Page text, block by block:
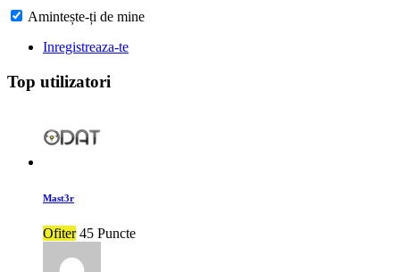
Amintește-ți de mine
Inregistreaza-te
Top utilizatori
Mast3r
Ofiter 45 Puncte